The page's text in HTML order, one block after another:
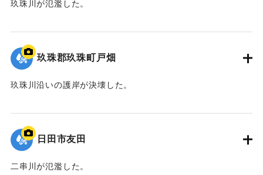
玖珠川が氾濫した。
2020/7/6｜固有コード:01215082
玖珠郡玖珠町戸畑
玖珠川沿いの護岸が決壊した。
2020/7/6｜固有コード:01215081
日田市友田
二串川が氾濫した。